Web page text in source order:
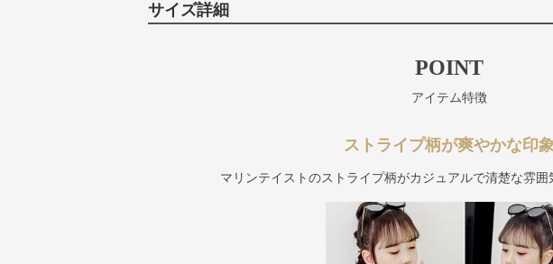
サイズ詳細
POINT
アイテム特徴
ストライプ柄が爽やかな印
マリンテイストのストライプ柄がカジュアルで清楚な雰囲